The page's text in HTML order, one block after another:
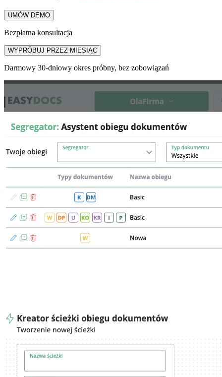
UMÓW DEMO
Bezpłatna konsultacja
WYPRÓBUJ PRZEZ MIESIĄC
Darmowy 30-dniowy okres próbny, bez zobowiązań